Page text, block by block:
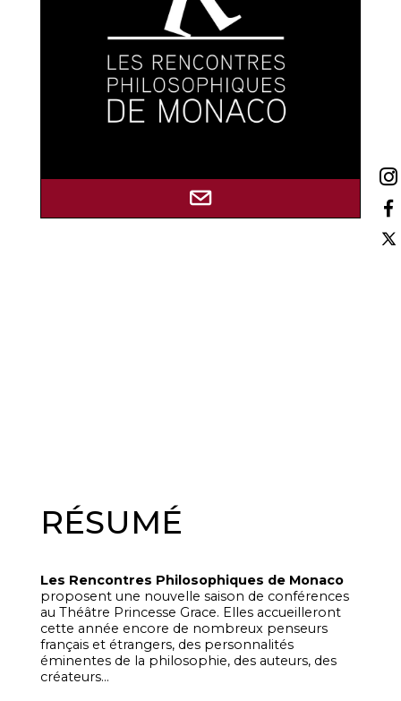
RÉSUMÉ
Les Rencontres Philosophiques de Monaco
proposent une nouvelle saison de conférences
au Théâtre Princesse Grace. Elles accueilleront
cette année encore de nombreux penseurs
français et étrangers, des personnalités
éminentes de la philosophie, des auteurs, des
créateurs…